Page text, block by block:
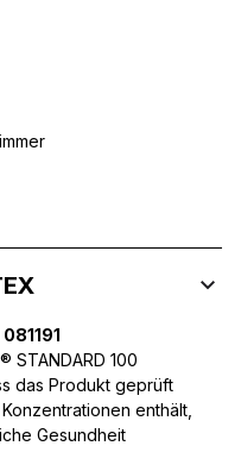
STANDARD 100
das Produkt geprüft
enthält,
Gesundheit